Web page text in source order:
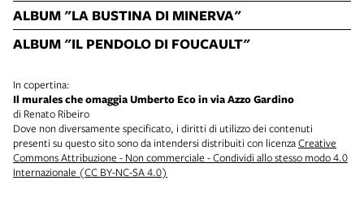
ALBUM "LA BUSTINA DI MINERVA"
ALBUM "IL PENDOLO DI FOUCAULT"
In copertina:
Il murales che omaggia Umberto Eco in via Azzo Gardino
di Renato Ribeiro
Dove non diversamente specificato, i diritti di utilizzo dei contenuti
presenti su questo sito sono da intendersi distribuiti con licenzaCreative
Commons Attribuzione - Non commerciale - Condividi allo stesso modo 4.0
Internazionale (CC BY-NC-SA 4.0)